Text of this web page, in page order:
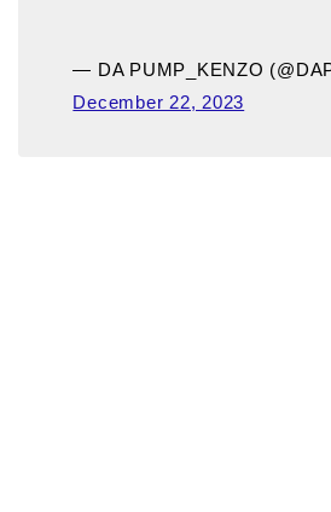
— DA PUMP_KENZO
December 22, 2023